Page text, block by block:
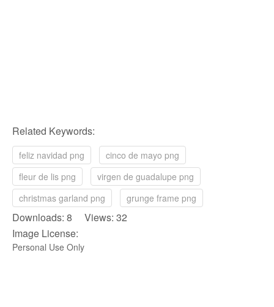
Related Keywords:
feliz navidad png
cinco de mayo png
fleur de lis png
virgen de guadalupe png
christmas garland png
grunge frame png
Downloads: 8 Views: 32
Image License:
Personal Use Only